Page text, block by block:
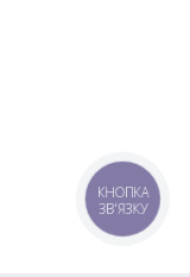
КНОПКА
ЗВ'ЯЗКУ